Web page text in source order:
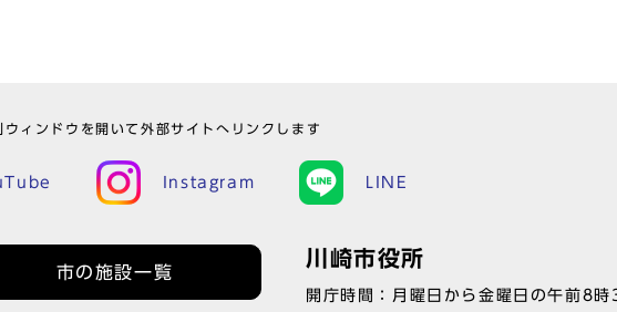
ィンドウを開いて外部サイトへリンクします
Instagram LINE
市の施設一覧
川崎市役所
開庁時間：月曜日から金曜日の午前8